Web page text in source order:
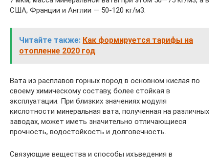
США, Франции и Англии — 50-120 кг/м3.
Читайте также: Как формируется тарифы на
отопление 2020 год
Вата из расплавов горных пород в основном кислая по
своему химическому составу, более стойкая в
эксплуатации. При близких значениях модуля
кислотности минеральная вата, полученная на различных
заводах, может иметь значительно отличающиеся
прочность, водостойкость и долговечность.
Связующие вещества и способы ихъведения в